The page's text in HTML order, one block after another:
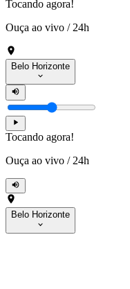
Tocando agora!
Ouça ao vivo / 24h
Belo Horizonte
Tocando agora!
Ouça ao vivo / 24h
Belo Horizonte